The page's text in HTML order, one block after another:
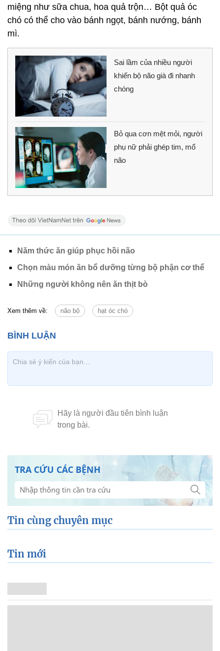
miệng như sữa chua, hoa quả trộn… Bột quả óc
chó có thể cho vào bánh ngọt, bánh nướng, bánh
mì.
Sai lầm của nhiều người
khiến bộ não già đi nhanh
chóng
Bỏ qua cơn mệt mỏi, người
phụ nữ phải ghép tim, mổ
não
Năm thức ăn giúp phục hồi não
Chọn màu món ăn bổ dưỡng từng bộ phận cơ thể
Những người không nên ăn thịt bò
Xem thêm về: não bộ hạt óc chó
TRA CỨU CÁC BỆNH
Tin cùng chuyên mục
Tin mới